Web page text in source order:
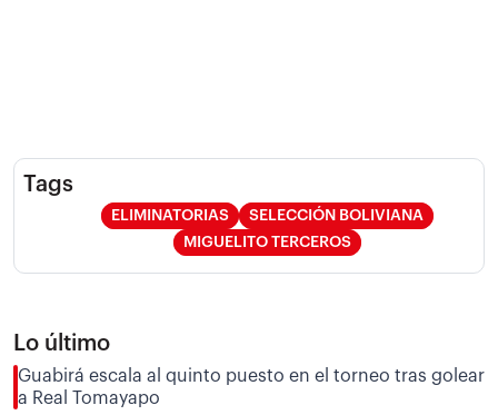
Tags
ELIMINATORIAS
SELECCIÓN BOLIVIANA
MIGUELITO TERCEROS
Lo último
Guabirá escala al quinto puesto en el torneo tras golear
a Real Tomayapo